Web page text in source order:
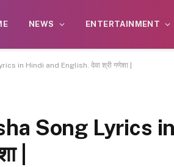
NEWS ENTERTAINMENT
in Hindi and English. देवा श्री गणेशा |
Song Lyrics
|